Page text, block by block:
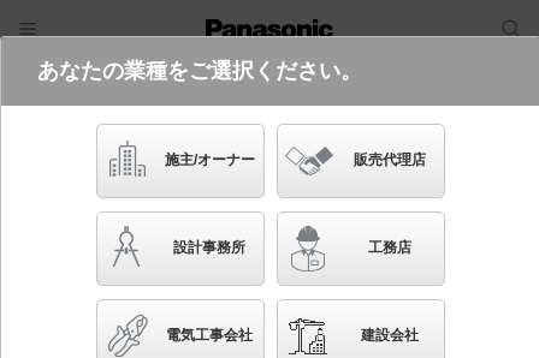
電気・建築設備（ビジネス）
フリーワード
品番・キーワード
XL563ZPVK LA9
あなたの業種をご選択ください。
施主/オーナー 販売代理店
設計事務所 工務店
電気工事会社 建設会社